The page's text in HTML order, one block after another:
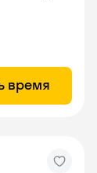
время